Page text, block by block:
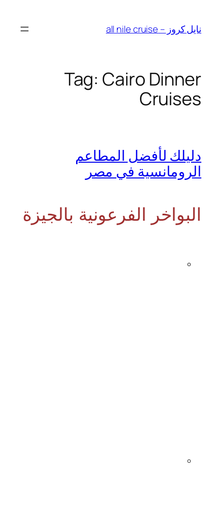
content
نايل كروز – all nile cruise
Tag: Cairo Dinner
Cruises
دليلك لأفضل المطاعم
الرومانسية في مصر
البواخر الفرعونية بالجيزة